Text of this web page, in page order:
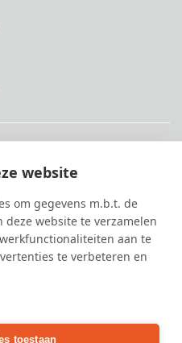
website
om gegevens m.b.t. de
website te verzamelen
aan te
te verbeteren en
toestaan
61